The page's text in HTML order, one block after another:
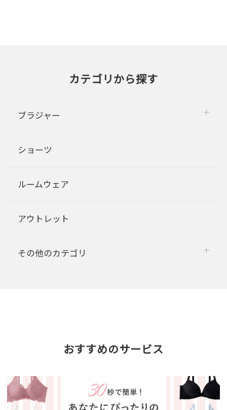
カテゴリから探す
ブラジャー
ショーツ
ルームウェア
アウトレット
その他のカテゴリ
おすすめのサービス